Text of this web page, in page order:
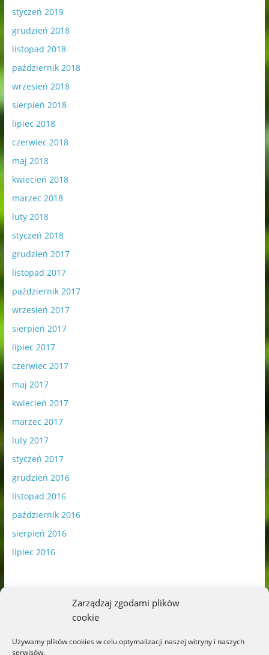
Zarządzaj zgodami plików
cookie
Używamy plików cookies w celu optymalizacji naszej witryny i naszych
serwisów.
styczeń 2019
grudzień 2018
listopad 2018
październik 2018
wrzesień 2018
sierpień 2018
lipiec 2018
czerwiec 2018
maj 2018
kwiecień 2018
marzec 2018
luty 2018
styczeń 2018
grudzień 2017
listopad 2017
październik 2017
wrzesień 2017
sierpień 2017
lipiec 2017
czerwiec 2017
maj 2017
kwiecień 2017
marzec 2017
luty 2017
styczeń 2017
grudzień 2016
listopad 2016
październik 2016
sierpień 2016
lipiec 2016